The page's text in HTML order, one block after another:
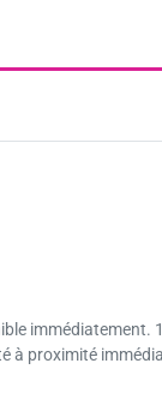
immédiatement.
à proximité